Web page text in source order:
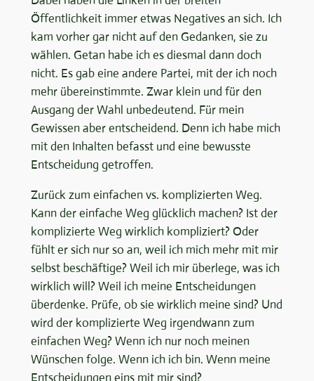
Öffentlichkeit immer etwas Negatives an sich. Ich
kam vorher gar nicht auf den Gedanken, sie zu
wählen. Getan habe ich es diesmal dann doch
nicht. Es gab eine andere Partei, mit der ich noch
mehr übereinstimmte. Zwar klein und für den
Ausgang der Wahl unbedeutend. Für mein
Gewissen aber entscheidend. Denn ich habe mich
mit den Inhalten befasst und eine bewusste
Entscheidung getroffen.
Zurück zum einfachen vs. komplizierten Weg.
Kann der einfache Weg glücklich machen? Ist der
komplizierte Weg wirklich kompliziert? Oder
fühlt er sich nur so an, weil ich mich mehr mit mir
selbst beschäftige? Weil ich mir überlege, was ich
wirklich will? Weil ich meine Entscheidungen
überdenke. Prüfe, ob sie wirklich meine sind? Und
wird der komplizierte Weg irgendwann zum
einfachen Weg? Wenn ich nur noch meinen
Wünschen folge. Wenn ich ich bin. Wenn meine
Entscheidungen eins mit mir sind?